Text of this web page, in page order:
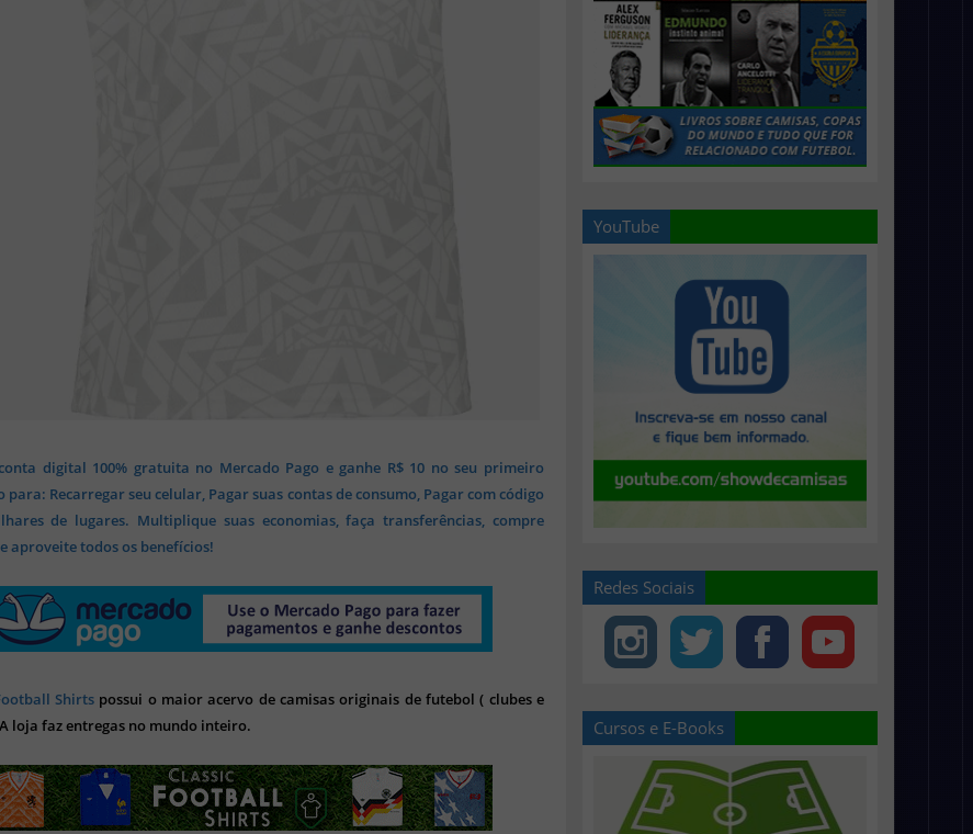
digital 100% gratuita no Mercado Pago e ganhe R$ 10 no seu primeiro
para: Recarregar seu celular, Pagar suas contas de consumo, Pagar com código
de lugares. Multiplique suas economias, faça transferências, compre
aproveite todos os benefícios!
Shirts possui o maior acervo de camisas originais de futebol ( clubes e
loja faz entregas no mundo inteiro.
YouTube
Redes Sociais
Cursos e E-Books